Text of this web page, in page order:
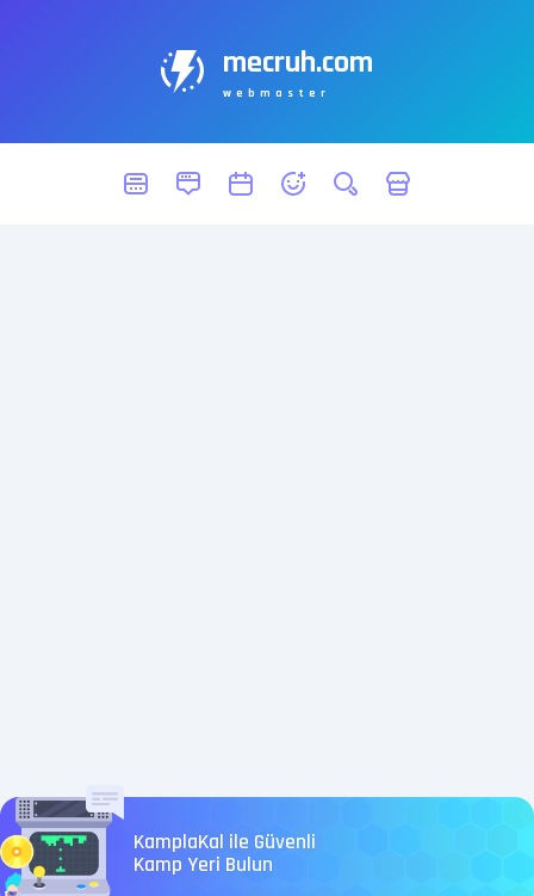
mecruh.com
webmaster
KamplaKal ile Güvenli
Kamp Yeri Bulun